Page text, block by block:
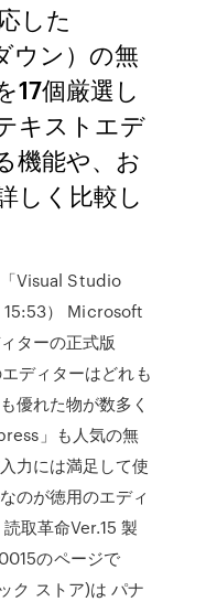
した
ウン）の無
17個厳選し
キストエデ
機能や、お
しく比較し
Visual Studio
15:53） Microsoft
ターの正式版
ディターはどれも
優れた物が数多く
」も人気の無
力には満足して使
のが徳用のエディ
取革命Ver.15 製
のページで
ク ストア)は パナ